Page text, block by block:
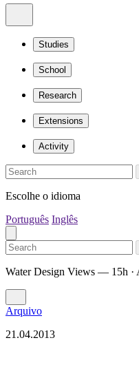
Studies
School
Research
Extensions
Activity
Escolhe o idioma
Português Inglês
Water Design Views — 15h ·
Arquivo
21.04.2013